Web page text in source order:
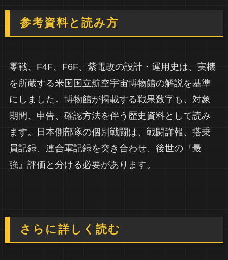
参考資料と読み方
零戦、F4F、F6F、紫電改の設計・運用史は、実機
を所蔵する米国国立航空宇宙博物館の解説を基準
にしました。博物館が掲載する戦果数字も、対象
期間、申告、確認方法を伴う歴史資料として読み
ます。日本側部隊の個別戦闘は、戦闘詳報、搭乗
員記録、連合軍記録を突き合わせ、後世の『最
強』評価と分ける必要があります。
さらに詳しく読む